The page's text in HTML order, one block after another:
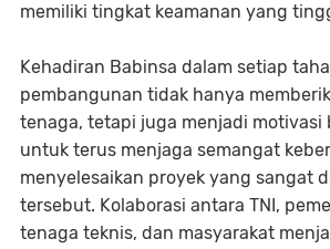
memiliki tingkat keamanan yang
Kehadiran Babinsa dalam setiap
pembangunan tidak hanya
tenaga, tetapi juga menjadi motivasi
untuk terus menjaga semangat
menyelesaikan proyek yang sangat
tersebut. Kolaborasi antara TNI,
tenaga teknis, dan masyarakat